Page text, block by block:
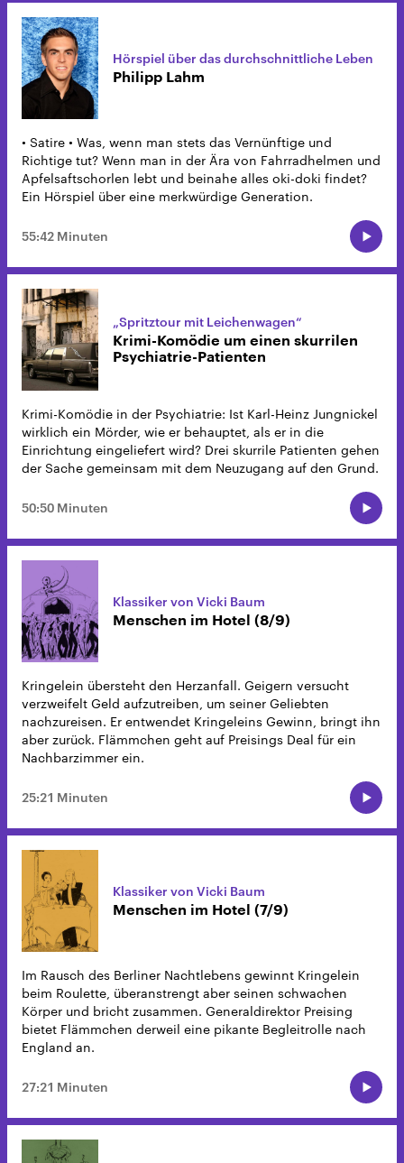
Hörspiel über das durchschnittliche Leben
Philipp Lahm
• Satire • Was, wenn man stets das Vernünftige und
Richtige tut? Wenn man in der Ära von Fahrradhelmen und
Apfelsaftschorlen lebt und beinahe alles oki-doki findet?
Ein Hörspiel über eine merkwürdige Generation.
55:42 Minuten
„Spritztour mit Leichenwagen“
Krimi-Komödie um einen skurrilen
Psychiatrie-Patienten
Krimi-Komödie in der Psychiatrie: Ist Karl-Heinz Jungnickel
wirklich ein Mörder, wie er behauptet, als er in die
Einrichtung eingeliefert wird? Drei skurrile Patienten gehen
der Sache gemeinsam mit dem Neuzugang auf den Grund.
50:50 Minuten
Klassiker von Vicki Baum
Menschen im Hotel (8/9)
Kringelein übersteht den Herzanfall. Geigern versucht
verzweifelt Geld aufzutreiben, um seiner Geliebten
nachzureisen. Er entwendet Kringeleins Gewinn, bringt ihn
aber zurück. Flämmchen geht auf Preisings Deal für ein
Nachbarzimmer ein.
25:21 Minuten
Klassiker von Vicki Baum
Menschen im Hotel (7/9)
Im Rausch des Berliner Nachtlebens gewinnt Kringelein
beim Roulette, überanstrengt aber seinen schwachen
Körper und bricht zusammen. Generaldirektor Preising
bietet Flämmchen derweil eine pikante Begleitrolle nach
England an.
27:21 Minuten